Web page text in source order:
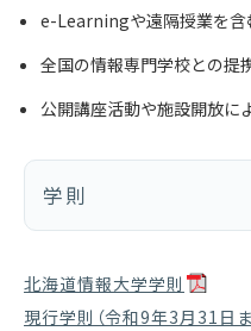
e-Learningや遠隔授業を含
全国の情報専門学校との提
公開講座活動や施設開放に
学則
北海道情報大学学則
現行学則（令和9年3月31日ま